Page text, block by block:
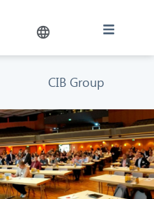
CIB Group